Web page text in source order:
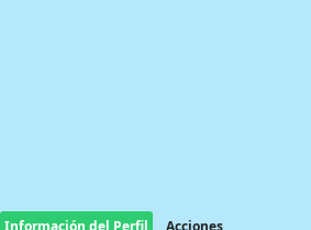
Información del Perfil Acciones